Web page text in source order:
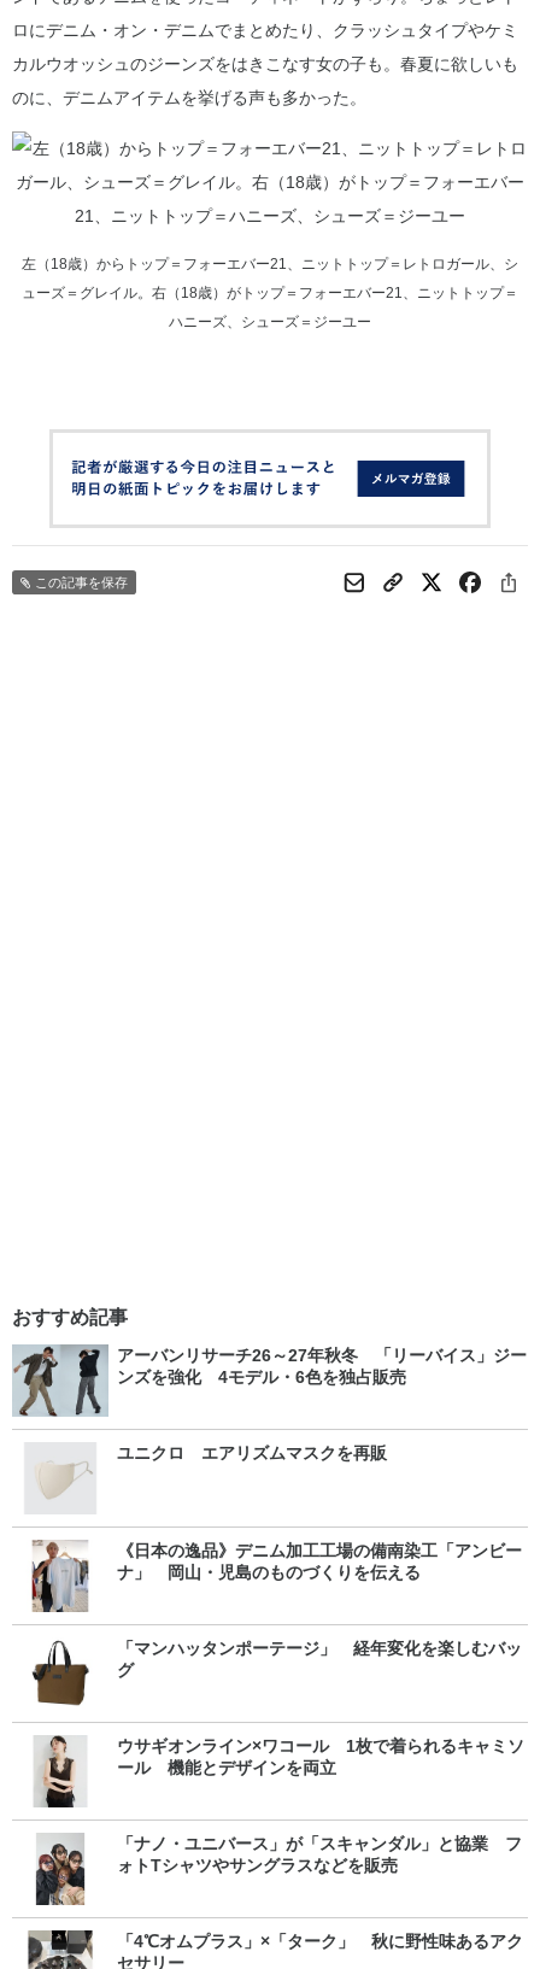
ロにデニム・オン・デニムでまとめたり、クラッシュタイプやケミ
カルウオッシュのジーンズをはきこなす女の子も。春夏に欲しいも
のに、デニムアイテムを挙げる声も多かった。
左（18歳）からトップ＝フォーエバー21、ニットトップ＝レトロガール、シ
ューズ＝グレイル。右（18歳）がトップ＝フォーエバー21、ニットトップ＝
ハニーズ、シューズ＝ジーユー
この記事を保存
おすすめ記事
アーバンリサーチ26～27年秋冬 「リーバイス」ジー
ンズを強化 4モデル・6色を独占販売
ユニクロ エアリズムマスクを再販
《日本の逸品》デニム加工工場の備南染工「アンビー
ナ」 岡山・児島のものづくりを伝える
「マンハッタンポーテージ」 経年変化を楽しむバッ
グ
ウサギオンライン×ワコール 1枚で着られるキャミソ
ール 機能とデザインを両立
「ナノ・ユニバース」が「スキャンダル」と協業 フ
ォトTシャツやサングラスなどを販売
「4℃オムプラス」×「ターク」 秋に野性味あるアク
セサリー